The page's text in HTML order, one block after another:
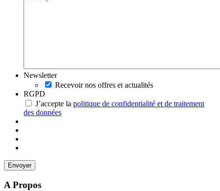
Newsletter
Recevoir nos offres et actualités
RGPD
J’accepte la politique de confidentialité et de traitement
des données
A Propos